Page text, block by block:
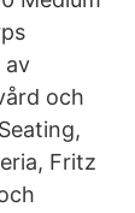
av
och
Fritz